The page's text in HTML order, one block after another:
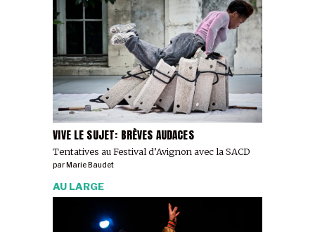
VIVE LE SUJET: BRÈVES AUDACES
Tentatives au Festival d’Avignon avec la SACD
par Marie Baudet
AU LARGE